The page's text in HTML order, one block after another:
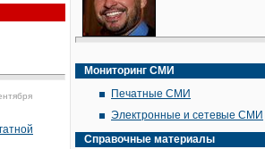
Мониторинг СМИ
Печатные СМИ
Электронные и сетевые СМИ
Справочные материалы